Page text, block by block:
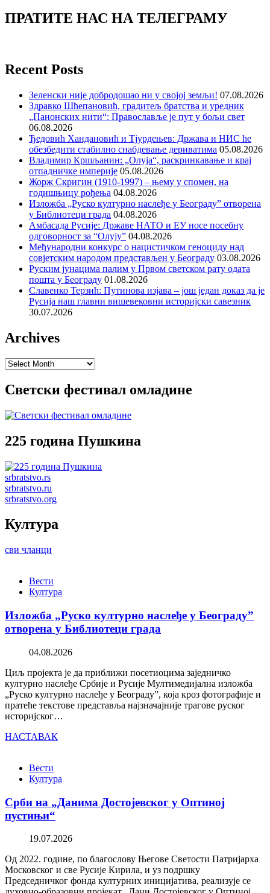
ПРАТИТЕ НАС НА ТЕЛЕГРАМУ
Recent Posts
Зеленски није добродошао ни у својој земљи! 07.08.2026
Здравко Шћепановић, градитељ братства и уредник
„Панонских нити“: Православље је пут у бољи свет
06.08.2026
Ђедовић Хандановић и Тјурдењев: Држава и НИС ће
обезбедити стабилно снабдевање дериватима 05.08.2026
Владимир Кршљанин: „Олуја“, раскринкавање и крај
отпадничке империје 05.08.2026
Жорж Скригин (1910-1997) – њему у спомен, на
годишњицу рођења 04.08.2026
Изложба „Руско културно наслеђе у Београду” отворена
у Библиотеци града 04.08.2026
Амбасада Русије: Државе НАТО и ЕУ носе посебну
одговорност за “Олују” 04.08.2026
Међународни конкурс о нацистичком геноциду над
совјетским народом представљен у Београду 03.08.2026
Руским јунацима палим у Првом светском рату одата
пошта у Београду 01.08.2026
Славенко Терзић: Путинова изјава – још један доказ да је
Русија наш главни вишевековни историјски савезник
30.07.2026
Archives
Archives
Светски фестивал омладине
225 година Пушкина
srbratstvo.rs
srbratstvo.ru
srbratstvo.org
Култура
сви чланци
Вести
Култура
Изложба „Руско културно наслеђе у Београду”
отворена у Библиотеци града
04.08.2026
Циљ пројекта је да приближи посетиоцима заједничко
културно наслеђе Србије и Русије Мултимедијална изложба
„Руско културно наслеђе у Београду”, која кроз фотографије и
пратеће текстове представља најзначајније трагове руског
историјског…
НАСТАВАК
Вести
Култура
Срби на „Данима Достојевског у Оптиној
пустињи“
19.07.2026
Од 2022. године, по благослову Његове Светости Патријарха
Московског и све Русије Кирила, и уз подршку
Председничког фонда културних иницијатива, реализује се